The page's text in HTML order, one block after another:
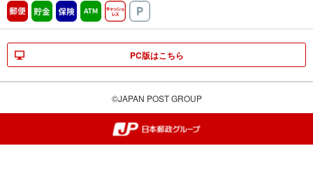
郵便 貯金 保険 ATM営業中キャッシュレス
PC版はこちら
©JAPAN POST GROUP